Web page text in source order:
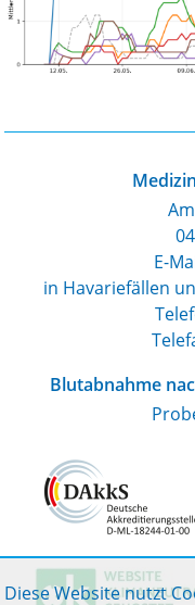
Diese Website nutzt
E-
in Havariefällen
Blutabnahme